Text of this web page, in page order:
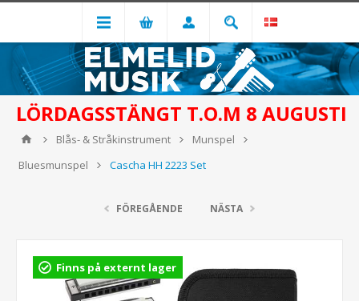
LÖRDAGSSTÄNGT T.O.M 8 AUGUSTI
Blås- & Stråkinstrument
Munspel
Bluesmunspel
Cascha HH 2223 Set
FÖREGÅENDE NÄSTA
Finns på externt lager